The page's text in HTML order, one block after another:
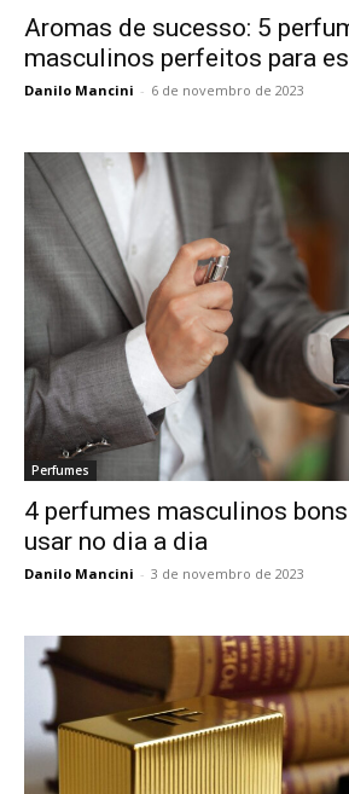
Aromas de sucesso: 5
masculinos perfeitos para
Danilo Mancini - 6 de novembro de 2023
Perfumes
4 perfumes masculinos
usar no dia a dia
Danilo Mancini - 3 de novembro de 2023